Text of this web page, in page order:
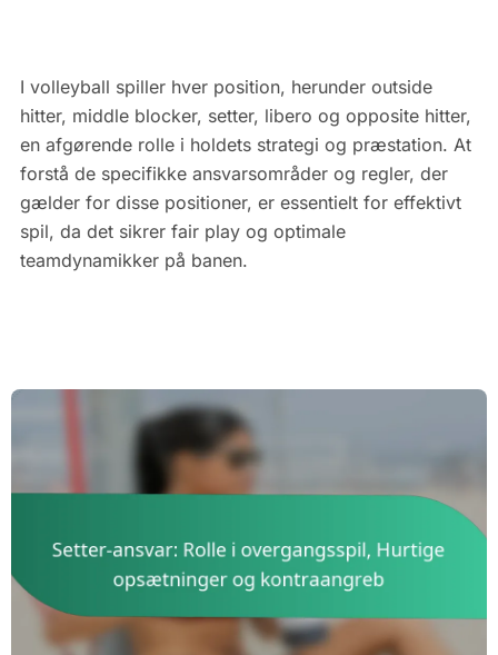
I volleyball spiller hver position, herunder outside
hitter, middle blocker, setter, libero og opposite hitter,
en afgørende rolle i holdets strategi og præstation. At
forstå de specifikke ansvarsområder og regler, der
gælder for disse positioner, er essentielt for effektivt
spil, da det sikrer fair play og optimale
teamdynamikker på banen.